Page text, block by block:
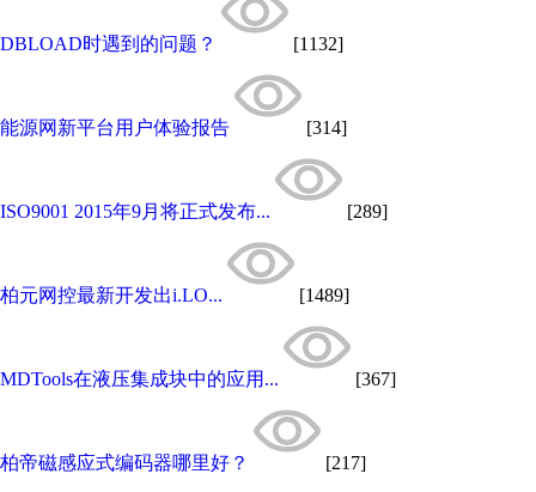
DBLOAD时遇到的问题？ [1132]
能源网新平台用户体验报告 [314]
ISO9001 2015年9月将正式发布... [289]
柏元网控最新开发出i.LO... [1489]
MDTools在液压集成块中的应用... [367]
柏帝磁感应式编码器哪里好？ [217]